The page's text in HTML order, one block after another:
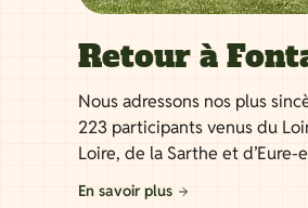
Retour à
Nous adressons nos plus
223 participants venus du
Loire, de la Sarthe et d’Eure-
En savoir plus